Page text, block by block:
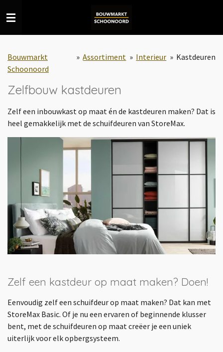
direct
naar
hoofdinhoud
Bouwmarkt
Schoonoord
» Assortiment » Interieur » Kastdeuren
Zelfbouw kastdeuren
Zelf een inbouwkast op maat én de kastdeuren maken? Dat is
heel gemakkelijk met de schuifdeuren van StoreMax.
Zelf een kastdeur op maat maken? Doen!
Eenvoudig zelf een schuifdeur op maat maken? Dat kan met
StoreMax Basic. Of je nu een ervaren of beginnende klusser
bent, met de schuifdeuren op maat creëer je een uniek
uiterlijk voor elk opbergsysteem.